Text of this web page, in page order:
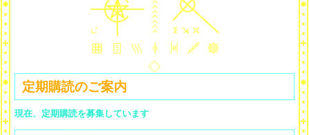
定期購読のご案内
現在、定期購読を募集しています